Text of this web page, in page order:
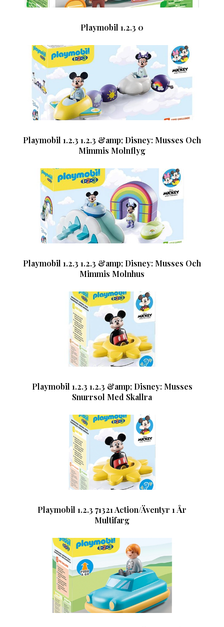
Playmobil 1.2.3 0
Playmobil 1.2.3 1.2.3 &amp; Disney: Musses Och
Mimmis Molnflyg
Playmobil 1.2.3 1.2.3 &amp; Disney: Musses Och
Mimmis Molnhus
Playmobil 1.2.3 1.2.3 &amp; Disney: Musses
Snurrsol Med Skallra
Playmobil 1.2.3 71321 Action/Äventyr 1 År
Multifarg